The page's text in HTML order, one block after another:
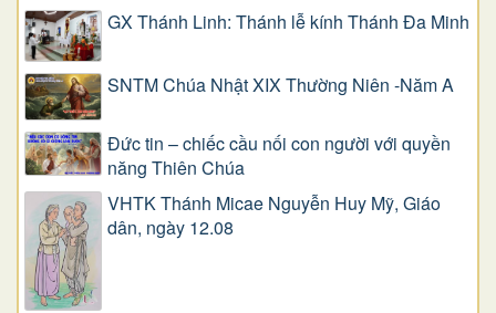
GX Thánh Linh: Thánh lễ kính Thánh Đa Minh
SNTM Chúa Nhật XIX Thường Niên -Năm A
Đức tin – chiếc cầu nối con người với quyền
năng Thiên Chúa
VHTK Thánh Micae Nguyễn Huy Mỹ, Giáo
dân, ngày 12.08